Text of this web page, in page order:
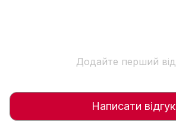
Додайте перший
Написати відгук